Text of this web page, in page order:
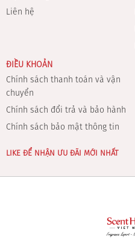
Liên hệ
ĐIỀU KHOẢN
Chính sách thanh toán và vận
chuyển
Chính sách đổi trả và bảo hành
Chính sách bảo mật thông tin
LIKE ĐỂ NHẬN ƯU ĐÃI MỚI NHẤT